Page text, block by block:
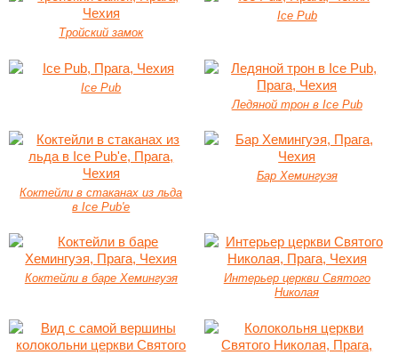
Тройский замок
Ice Pub
Ice Pub
Ледяной трон в Ice Pub
Коктейли в стаканах из льда
в Ice Pub'е
Бар Хемингуэя
Коктейли в баре Хемингуэя
Интерьер церкви Святого
Николая